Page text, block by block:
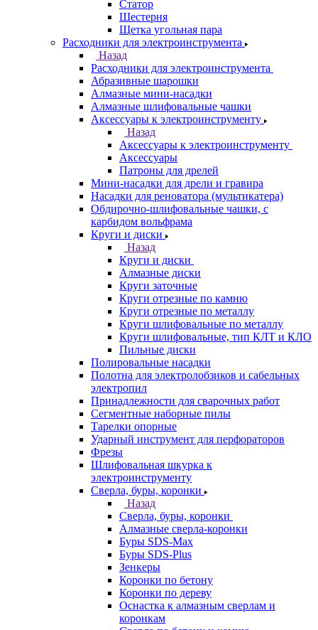
Статор
Шестерня
Щетка угольная пара
Расходники для электроинструмента
Назад
Расходники для электроинструмента
Абразивные шарошки
Алмазные мини-насадки
Алмазные шлифовальные чашки
Аксессуары к электроинструменту
Назад
Аксессуары к электроинструменту
Аксессуары
Патроны для дрелей
Мини-насадки для дрели и гравира
Насадки для реноватора (мультикатера)
Обдирочно-шлифовальные чашки, с
карбидом вольфрама
Круги и диски
Назад
Круги и диски
Алмазные диски
Круги заточные
Круги отрезные по камню
Круги отрезные по металлу
Круги шлифовальные по металлу
Круги шлифовальные, тип КЛТ и КЛО
Пильные диски
Полировальные насадки
Полотна для электролобзиков и сабельных
электропил
Принадлежности для сварочных работ
Сегментные наборные пилы
Тарелки опорные
Ударный инструмент для перфораторов
Фрезы
Шлифовальная шкурка к
электроинструменту
Сверла, буры, коронки
Назад
Сверла, буры, коронки
Алмазные сверла-коронки
Буры SDS-Max
Буры SDS-Plus
Зенкеры
Коронки по бетону
Коронки по дереву
Оснастка к алмазным сверлам и
коронкам